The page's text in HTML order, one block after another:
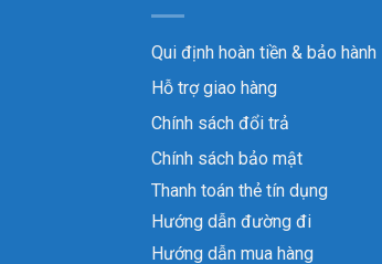
Qui định hoàn tiền & bảo hành
Hỗ trợ giao hàng
Chính sách đổi trả
Chính sách bảo mật
Thanh toán thẻ tín dụng
Hướng dẫn đường đi
Hướng dẫn mua hàng